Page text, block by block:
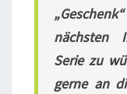
nächsten
Serie zu
gerne an